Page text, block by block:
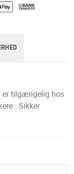
er tilgængelig hos
· Sikker